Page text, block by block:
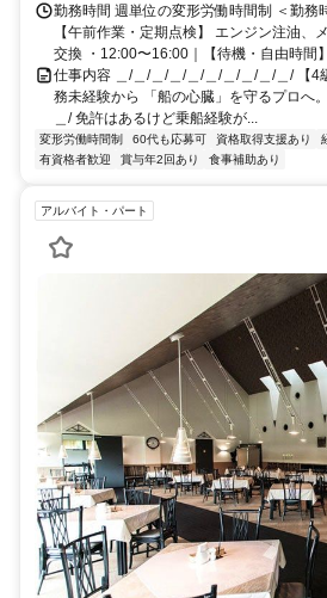
勤務時間 週単位の変形労働時間制 ＜勤務
【午前作業・定期点検】 エンジン注油、
交換 ・12:00〜16:00｜【待機・自由時間
仕事内容 ＿/＿/＿/＿/＿/＿/＿/＿/＿/＿/ 【
務未経験から 「船の心臓」を守るプロへ
＿/ 免許はあるけど乗船経験が...
変形労働時間制 60代も応募可 資格取得支援あり
有資格者歓迎
賞与年2回あり 食事補助あり
アルバイト・パート